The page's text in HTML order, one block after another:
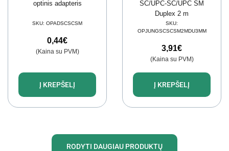
optinis adapteris
SKU: OPADSCSCSM
0,44€
(Kaina su PVM)
Į KREPŠELĮ
SC/UPC-SC/UPC SM
Duplex 2 m
SKU:
OPJUNGSCSCSM2MDU3MM
3,91€
(Kaina su PVM)
Į KREPŠELĮ
RODYTI DAUGIAU PRODUKTŲ